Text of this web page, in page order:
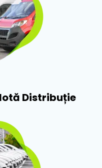
Distribuție​